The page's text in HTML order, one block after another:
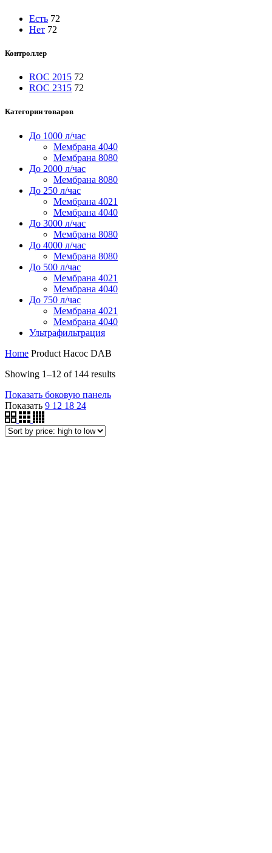
Есть 72
Нет 72
Контроллер
ROC 2015 72
ROC 2315 72
Категории товаров
До 1000 л/час
Мембрана 4040
Мембрана 8080
До 2000 л/час
Мембрана 8080
До 250 л/час
Мембрана 4021
Мембрана 4040
До 3000 л/час
Мембрана 8080
До 4000 л/час
Мембрана 8080
До 500 л/час
Мембрана 4021
Мембрана 4040
До 750 л/час
Мембрана 4021
Мембрана 4040
Ультрафильтрация
Home Product Насос DAB
Showing 1–12 of 144 results
Показать боковую панель
Показать 9 12 18 24